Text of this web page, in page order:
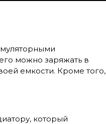
можно заряжать в
емкости. Кроме того,
который